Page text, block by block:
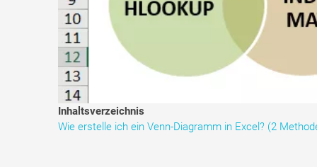
Inhaltsverzeichnis
Wie erstelle ich ein Venn-Diagramm in Excel? (2